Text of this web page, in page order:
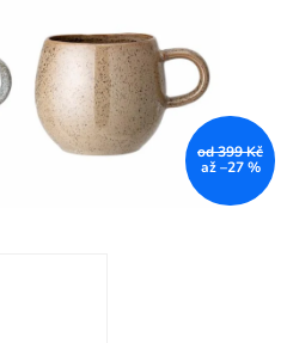
od 399 Kč
až –27 %